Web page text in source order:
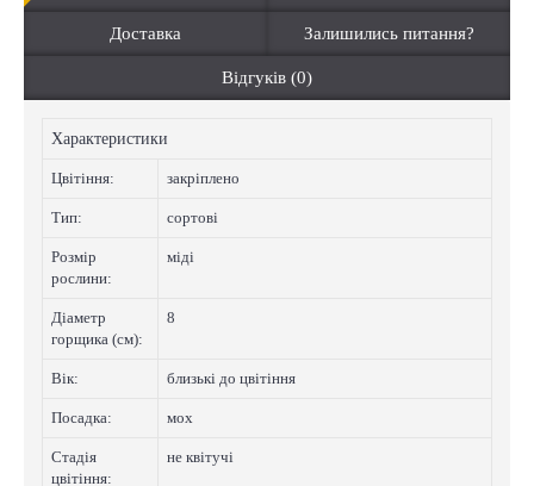
Доставка Залишились питання?
Відгуків (0)
Характеристики
Цвiтiння: закріплено
Тип: сортові
Розмір
рослини:
міді
Діаметр
горщика (см):
8
Вік: близькі до цвітіння
Посадка: мох
Стадія
цвітіння:
не квітучі